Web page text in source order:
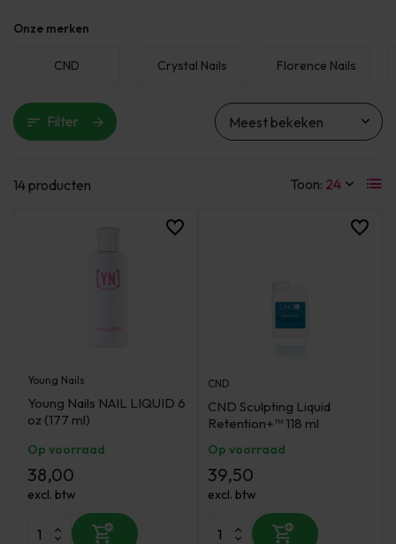
Onze merken
CND Crystal Nails Florence Nails
Filter
14 producten Toon:
Young Nails
Young Nails NAIL LIQUID 6
oz (177 ml)
Op voorraad
38,00
excl. btw
CND
CND Sculpting Liquid
Retention+™ 118 ml
Op voorraad
39,50
excl. btw